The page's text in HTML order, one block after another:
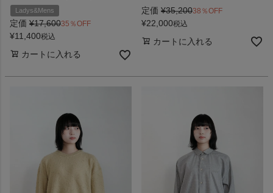
Ladys&Mens
定価 ¥17,60035％OFF
¥11,400税込
カートに入れる
定価 ¥35,20038％OFF
¥22,000税込
カートに入れる